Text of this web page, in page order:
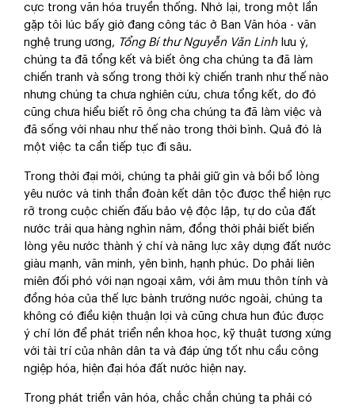
cực trong văn hóa truyền thống. Nhớ lại, trong một lần
gặp tôi lúc bấy giờ đang công tác ở Ban Văn hóa - văn
nghệ trung ương, Tổng Bí thư Nguyễn Văn Linh lưu ý,
chúng ta đã tổng kết và biết ông cha chúng ta đã làm
chiến tranh và sống trong thời kỳ chiến tranh như thế nào
nhưng chúng ta chưa nghiên cứu, chưa tổng kết, do đó
cũng chưa hiểu biết rõ ông cha chúng ta đã làm việc và
đã sống với nhau như thế nào trong thời bình. Quả đó là
một việc ta cần tiếp tục đi sâu.
Trong thời đại mới, chúng ta phải giữ gìn và bồi bổ lòng
yêu nước và tinh thần đoàn kết dân tộc được thể hiện rực
rỡ trong cuộc chiến đấu bảo vệ độc lập, tự do của đất
nước trải qua hàng nghìn năm, đồng thời phải biết biến
lòng yêu nước thành ý chí và năng lực xây dựng đất nước
giàu mạnh, văn minh, yên bình, hạnh phúc. Do phải liên
miên đối phó với nạn ngoại xâm, với âm mưu thôn tính và
đồng hóa của thế lực bành trướng nước ngoài, chúng ta
không có điều kiện thuận lợi và cũng chưa hun đúc được
ý chí lớn để phát triển nền khoa học, kỹ thuật tương xứng
với tài trí của nhân dân ta và đáp ứng tốt nhu cầu công
ngiệp hóa, hiện đại hóa đất nước hiện nay.
Trong phát triển văn hóa, chắc chắn chúng ta phải có